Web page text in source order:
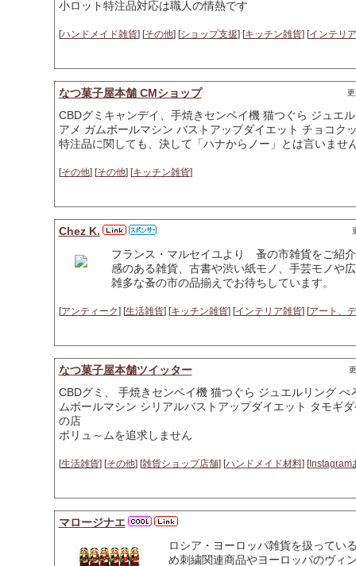
小ロット特注品対応は職人の情熱です
[ハンドメイド雑貨] [その他] [ショップ支援] [キッチン雑貨] [インテリ
なつ菓子屋本舗 CMショップ
CBDグミキャンデイ、手焼きセンベイ機 猫つぐら ジュエ
アメ ガムボールマシン バストアップダイエット チョコク
特注品に関しても、決して「ハナからノー」とは言いませ
[その他] [その他] [キッチン雑貨]
Chez K.
フランス・マルセイユより 蚤の市雑貨をご
感のある雑貨、古書や渋い紙モノ、手芸モノや
雑多な蚤の市の品揃えでお待ちしています。
[アンティーク] [生活雑貨] [キッチン雑貨] [インテリア雑貨] [アート、
なつ菓子屋本舗ツイッター
CBDグミ、 手焼きセンベイ機 猫つぐら ジュエルリング
ムボールマシン シリアルバストアップダイエット タモギ
の店
ボリュ～ムを追求しません
[生活雑貨] [その他] [雑貨ショップ店舗] [ハンドメイド材料] [Instagram
マロージナエ
ロシア・ヨーロッパ雑貨を扱ってい
め刺繍関連商品やヨーロッパのヴィ